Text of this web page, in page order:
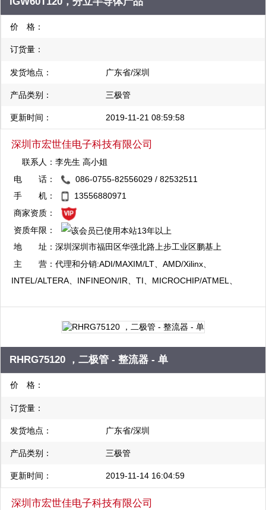
P/DTA143EK/EE/ET/EM/EUA 可 供 应: 小信号三极管、高压三极
管、高频三极管、达林顿三极管、数字三极管、场效应管、可控硅
桥MB2S MB4S MB6S MB8S MB10 DB106S DB107S 二极管：
SS14 SS22 SS24 SS32 SS34 SK34 LL4148 SD103AW /S
二极管、高频二极管、PIN二极管、变容二极管、齐纳二极管、整
流二极管、肖特基二极管、快恢复二极管、瞬态电压抑制器整流
MB4S MB6S MB10 DB106S DB107S 品 牌: PHILIPS、
FAIRCHILD、ST、ON、ROHM、TOSHIBA、PANASONIC、
NEC、VISHAY、长电等
价 格：
订货量：
发货地点： 广东省/深圳
产品类别： 三极管
更新时间： 2019-11-21 08:59:58
深圳市宏世佳电子科技有限公司
联系人：李先生 高小姐
QQ：2881894392
复制
QQ：2881894393
复制
电 话：
086-0755-82556029 / 82532511
手 机：
13556880971
商家资质：
资质年限：
地 址：深圳深圳市福田区华强北路上步工业区鹏基上
步工业厂房102栋西620
主 营：代理和分销:ADI/MAXIM/LT、AMD/Xilinx、
INTEL/ALTERA、INFINEON/IR、TI、MICROCHIP/ATMEL、
SHARP、TOSHIBA、VTI、MITSUBISH、FUJI...等世界知名品牌
集成电路（ic）。
RHRG75120 ，二极管 - 整流器 - 单
价 格：
订货量：
发货地点： 广东省/深圳
产品类别： 三极管
更新时间： 2019-11-14 16:04:59
深圳市宏世佳电子科技有限公司